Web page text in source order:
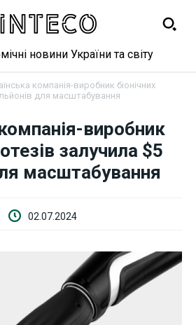
новини України та світу
компанія-виробник біонічних
для масштабування
виробник
залучила $5
масштабування
02.07.2024